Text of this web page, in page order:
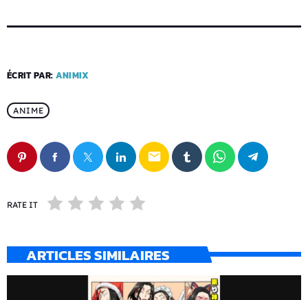
ÉCRIT PAR: ANIMIX
ANIME
email
RATE IT
ARTICLES SIMILAIRES